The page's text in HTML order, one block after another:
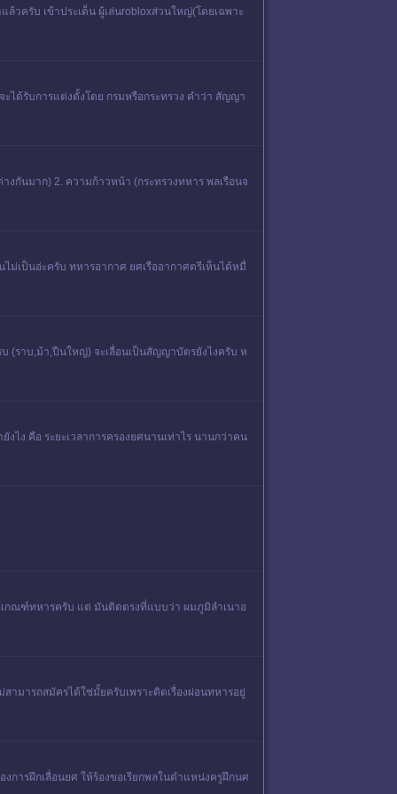
วครับ เข้าประเด็น ผู้เล่นrobloxส่วนใหญ่(โดยเฉพาะ
ด้รับการแต่งตั้งโดย กรมหรือกระทรวง คำว่า สัญญา
กันมาก) 2. ​ความก้าวหน้า (กระทรวงทหาร พลเรือนจ
ม่เป็นอ่ะครับ ทหารอากาศ ยศเรืออากาศตรีเห็นได้หมื่
(ราบ,ม้า,ปืนใหญ่) จะเลื่อนเป็นสัญญาบัตรยังไงครับ ห
ง คือ ระยะเวลาการครองยศนานเท่าไร นานกว่าคน
กณฑ์ทหารครับ แต่ มันติดตรงที่แบบว่า ผมภูมิลำเนาอ
มารถสมัครได้ใช่มั้ยครับเพราะติดเรื่องผ่อนทหารอยู่
ารฝึกเลื่อนยศ ให้ร้องขอเรียกพลในตำแหน่งครูฝึกนศ